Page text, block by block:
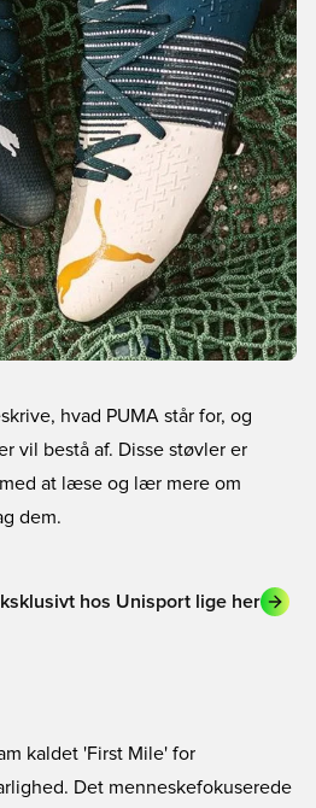
hvad PUMA står for, og
vil bestå af. Disse støvler er
at læse og lær mere om
dem.
hos Unisport lige her
kaldet 'First Mile' for
Det menneskefokuserede